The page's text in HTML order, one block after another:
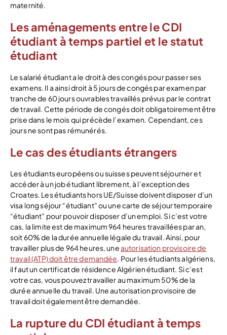
maternité.
Les aménagements entre le CDI
étudiant à temps partiel et le statut
étudiant
Le salarié étudiant a le droit à des congés pour passer ses
examens. Il a ainsi droit à 5 jours de congés par examen par
tranche de 60 jours ouvrables travaillés prévus par le contrat
de travail. Cette période de congés doit obligatoirement être
prise dans le mois qui précède l’examen. Cependant, ces
jours ne sont pas rémunérés.
Le cas des étudiants étrangers
Les étudiants européens ou suisses peuvent séjourner et
accéder à un job étudiant librement, à l’exception des
Croates. Les étudiants hors UE/Suisse doivent disposer d’un
visa long séjour “étudiant” ou une carte de séjour temporaire
“étudiant” pour pouvoir disposer d’un emploi. Si c’est votre
cas, la limite est de maximum 964 heures travaillées par an,
soit 60% de la durée annuelle légale du travail. Ainsi, pour
travailler plus de 964 heures, uneautorisation provisoire de
travail (ATP) doit être demandée. Pour les étudiants algériens,
il faut un certificat de résidence Algérien étudiant. Si c’est
votre cas, vous pouvez travailler au maximum 50% de la
durée annuelle du travail. Une autorisation provisoire de
travail doit également être demandée.
La rupture du CDI étudiant à temps